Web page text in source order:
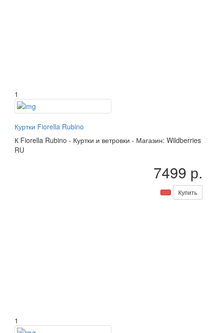
1
Куртки Fiorella Rubino
К Fiorella Rubino - Куртки и ветровки - Магазин: Wildberries
RU
7499 р.
Купить
1